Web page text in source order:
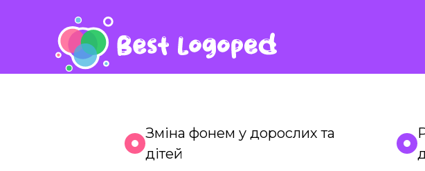
Зміна фонем у дорослих та
дітей